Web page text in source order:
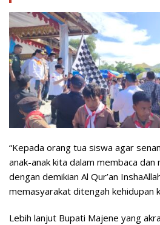
“Kepada orang tua siswa agar
anak-anak kita dalam membaca dan
dengan demikian Al Qur’an
memasyarakat ditengah kehidupan
Lebih lanjut Bupati Majene yang